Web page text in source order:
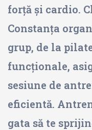
forță și cardio.
Constanța
grup, de la
funcționale,
sesiune de
eficientă.
gata să te